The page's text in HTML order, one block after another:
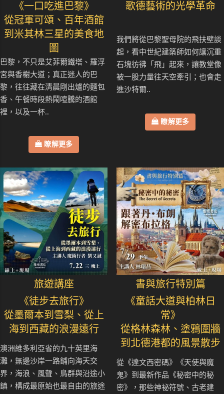
《一口吃進巴黎》
從冠軍可頌、百年酒館
到米其林三星的美食地
圖
巴黎，不只是艾菲爾鐵塔、羅浮
宮與香榭大道；真正迷人的巴
黎，往往藏在清晨剛出爐的麵包
香、午餐時段熱鬧喧騰的酒館
裡，以及一杯..
瞭解更多
歌德藝術的光學革命
我們將從巴黎聖母院的飛扶壁談
起，看中世紀建築師如何讓沉重
石塊彷彿「飛」起來，讓教堂像
被一股力量往天空牽引；也會走
進沙特爾..
瞭解更多
旅遊講座
《徒步去旅行》
從墨爾本到雪梨、從上
海到西藏的浪漫遠行
澳洲維多利亞省的九十英里海
灘，無邊沙岸一路鋪向海天交
界，海浪、風聲、鳥群與沿途小
鎮，構成最原始也最自由的旅途
書與旅行特別篇
《童話大道與柏林日
常》
從格林森林、塗鴉圍牆
到北德港都的風景散步
從《達文西密碼》《天使與魔
鬼》到最新作品《秘密中的秘
密》，那些神祕符號、古老建